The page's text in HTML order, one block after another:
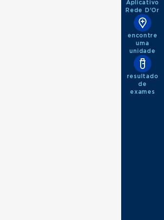
Aplicativo
Rede D'Or
encontre
uma
unidade
resultado
de
exames